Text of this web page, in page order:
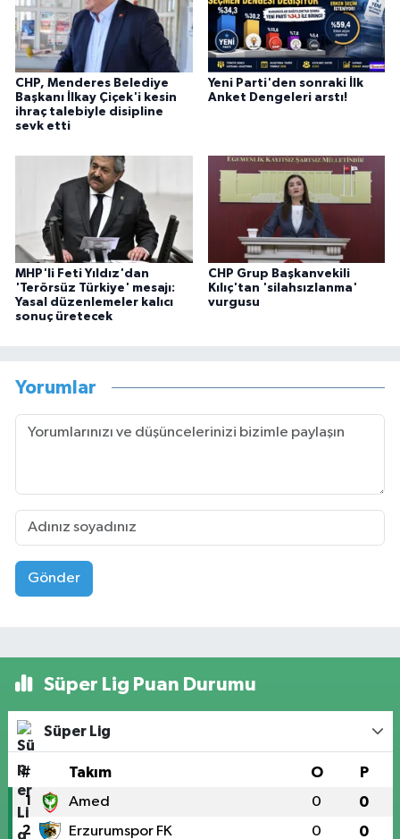
CHP, Menderes Belediye
Başkanı İlkay Çiçek'i kesin
ihraç talebiyle disipline
sevk etti
Yeni Parti'den sonraki İlk
Anket Dengeleri arstı!
MHP'li Feti Yıldız'dan
'Terörsüz Türkiye' mesajı:
Yasal düzenlemeler kalıcı
sonuç üretecek
CHP Grup Başkanvekili
Kılıç'tan 'silahsızlanma'
vurgusu
Yorumlar
Gönder
Süper Lig Puan Durumu
Süper Lig
# Takım O P
1 Amed 0 0
2 Erzurumspor FK 0 0